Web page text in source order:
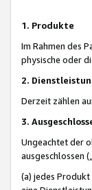
1. Produkte
Im Rahmen des
physische oder
2.
Derzeit zählen
3.
Ungeachtet der
ausgeschlossen
(a) jedes